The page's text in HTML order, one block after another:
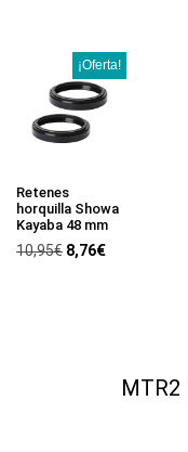
¡Oferta!
Retenes
horquilla Showa
Kayaba 48 mm
10,95€ 8,76€
MTR2